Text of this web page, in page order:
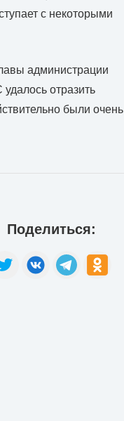
с некоторыми
администрации
отразить
были очень
Поделиться: